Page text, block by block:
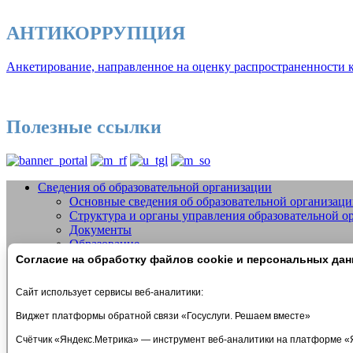
АНТИКОРРУПЦИЯ
Анкетирование, направленное на оценку
Полезные ссылки
Добро пожаловать на сайт МБУДО
Сведения об образовательной организации
Основные сведения об образовательной
Структура и органы управления образовательной
Документы
Образование
Образовательные стандарты и требования
Педагогический состав
Материально-техническое обеспечение и
Стипендии и меры поддержки обучающихся
Финансово-хозяйственная деятельность
Согласие на обработку файлов cookie и персональных
Сайт использует сервисы веб-аналитики:
Виджет платформы обратной связи «Госуслуги. Решаем вместе»
Счётчик «Яндекс.Метрика» — инструмент веб-аналитики на платформе